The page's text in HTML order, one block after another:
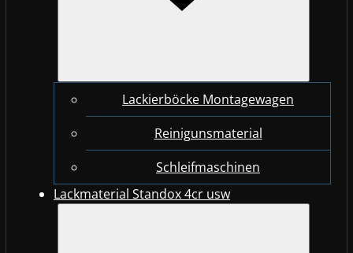
Lackierböcke Montagewagen
Reinigunsmaterial
Schleifmaschinen
Lackmaterial Standox 4cr usw